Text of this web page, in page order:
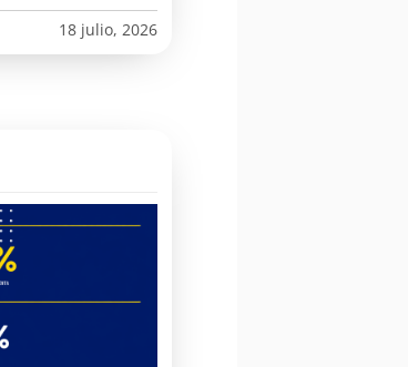
18 julio, 2026